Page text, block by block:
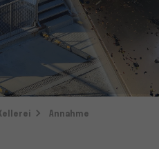
Kellerei
Annahme